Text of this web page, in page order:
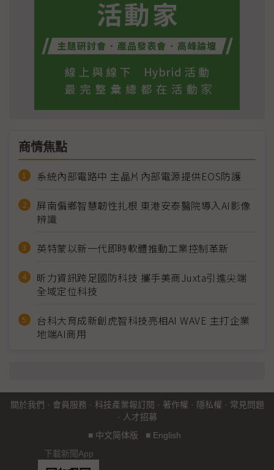
商情焦點
系統內部電路中 主晶片內部電源提供EOS防護
屏南偏鄉智慧韌性扎根 東港安泰醫院導入AI影像
辨識
英特蒙以新一代即時軟體推動工業控制革新
昕力資訊跨足國防科技 攜手美商Juxta引進尖端
全域定位科技
台科大育成新創虎智科技亮相AI WAVE 主打企業
地端AI商用
關於我們 · 會員服務 · 科技產業報訂閱 · 著作權 · 隱私權 · 常見問題
· 人才招募
■ 中文简体版 ■ English
下載新聞App